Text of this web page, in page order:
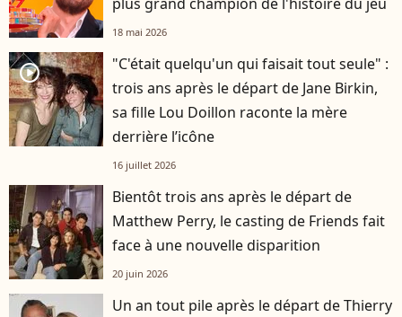
18 mai 2026
player2
"C'était quelqu'un qui faisait tout seule" :
trois ans après le départ de Jane Birkin,
sa fille Lou Doillon raconte la mère
derrière l’icône
16 juillet 2026
Bientôt trois ans après le départ de
Matthew Perry, le casting de Friends fait
face à une nouvelle disparition
20 juin 2026
Un an tout pile après le départ de Thierry